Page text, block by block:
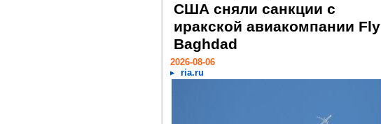
США сняли санкции с
иракской авиакомпании Fly
Baghdad
2026-08-06
ria.ru